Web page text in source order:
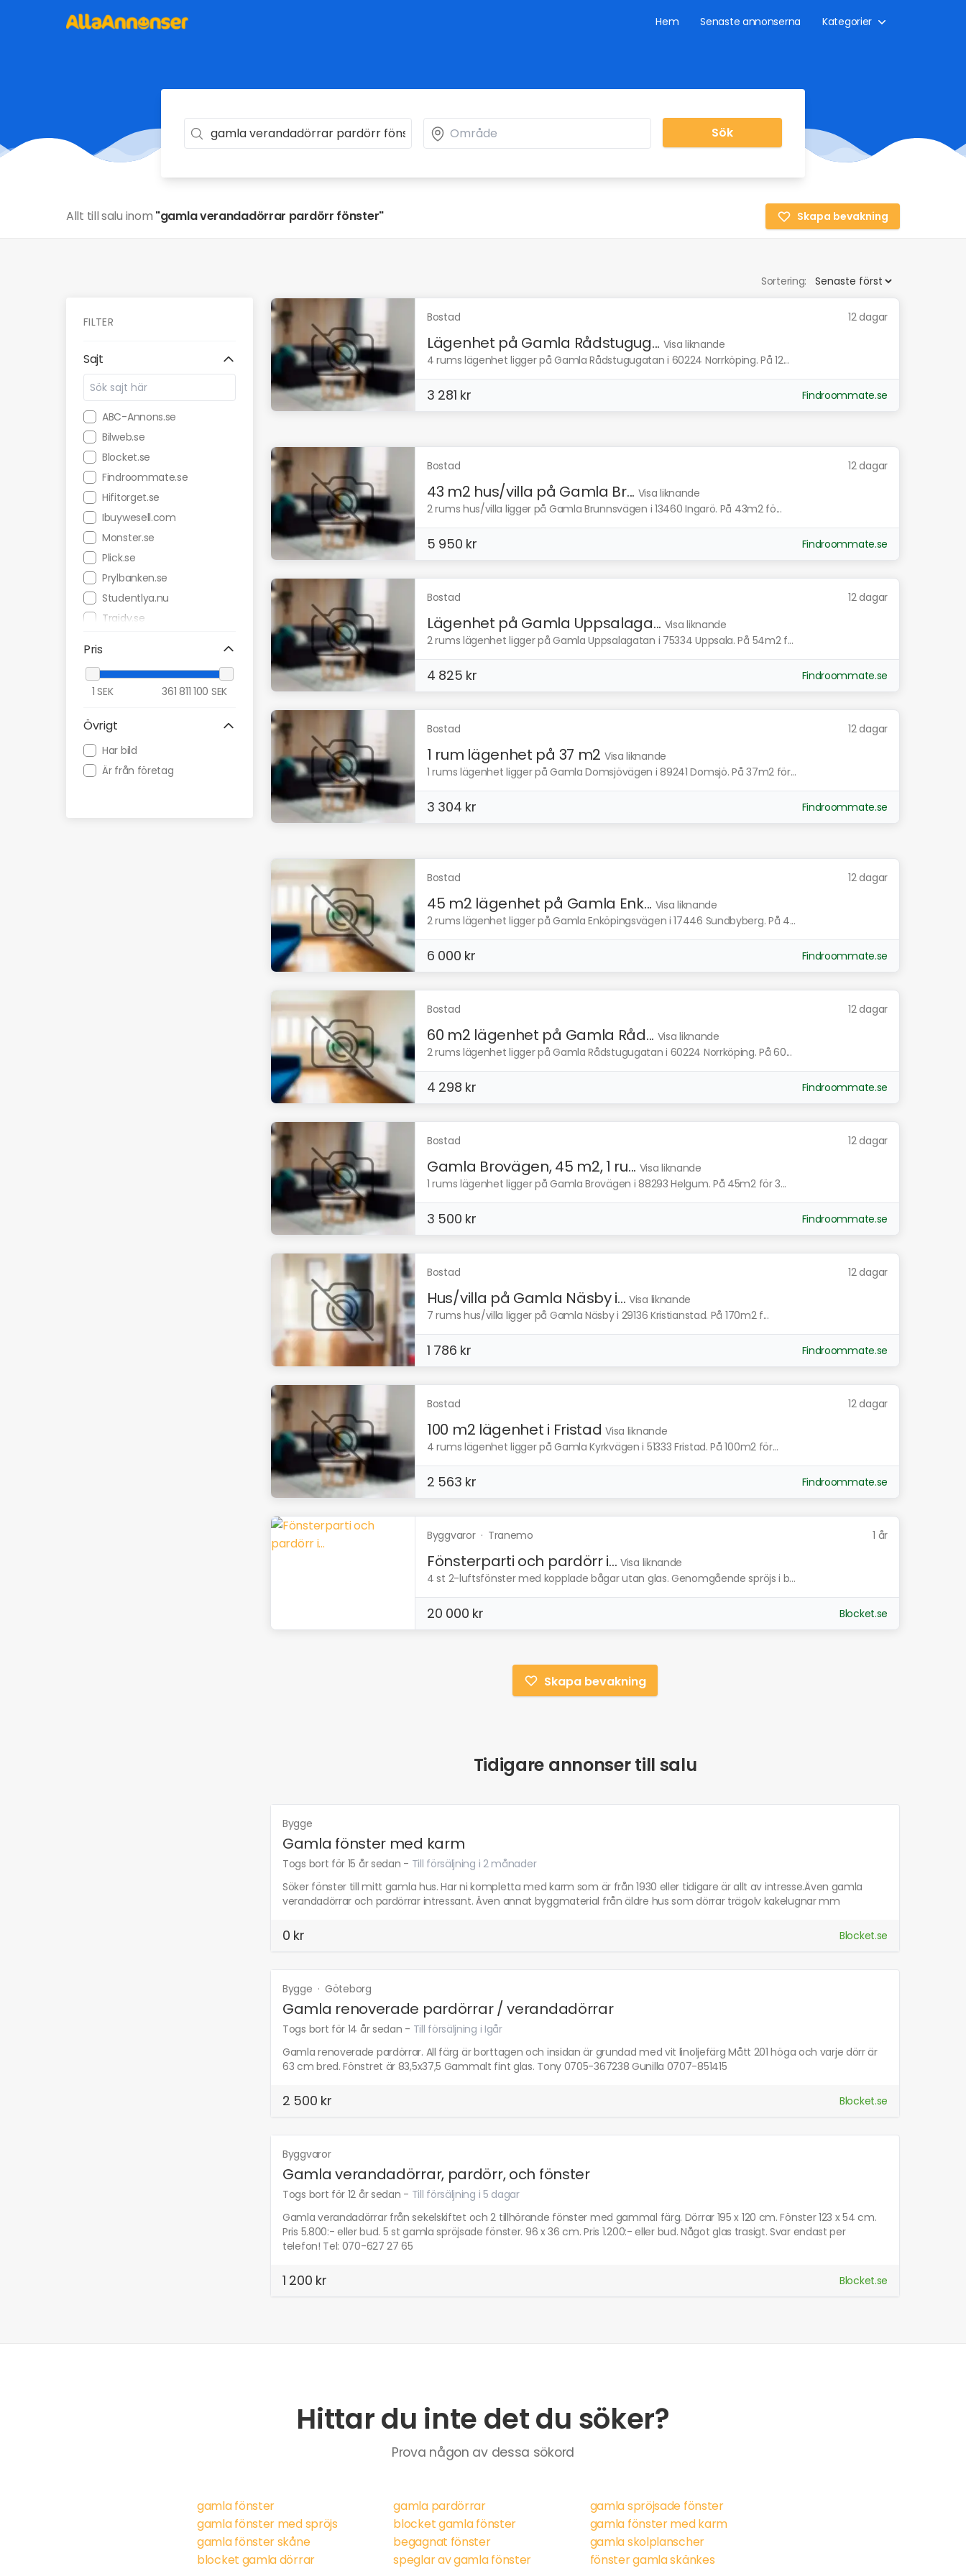
Hem Senaste annonserna Kategorier
Sök
Allt till salu inom "gamla verandadörrar pardörr fönster" Skapa bevakning
Sortering:
FILTER
Sajt
ABC-Annons.se
Bilweb.se
Blocket.se
Findroommate.se
Hifitorget.se
Ibuywesell.com
Monster.se
Plick.se
Prylbanken.se
Studentlya.nu
Traidy.se
Pris
1 SEK 361 811 100 SEK
Övrigt
Har bild
Är från företag
Bostad 12 dagar
Lägenhet på Gamla Rådstugug... Visa liknande
4 rums lägenhet ligger på Gamla Rådstugugatan i 60224 Norrköping. På 12...
3 281 kr Findroommate.se
Bostad 12 dagar
43 m2 hus/villa på Gamla Br... Visa liknande
2 rums hus/villa ligger på Gamla Brunnsvägen i 13460 Ingarö. På 43m2 fö...
5 950 kr Findroommate.se
Bostad 12 dagar
Lägenhet på Gamla Uppsalaga... Visa liknande
2 rums lägenhet ligger på Gamla Uppsalagatan i 75334 Uppsala. På 54m2 f...
4 825 kr Findroommate.se
Bostad 12 dagar
1 rum lägenhet på 37 m2 Visa liknande
1 rums lägenhet ligger på Gamla Domsjövägen i 89241 Domsjö. På 37m2 för...
3 304 kr Findroommate.se
Bostad 12 dagar
45 m2 lägenhet på Gamla Enk... Visa liknande
2 rums lägenhet ligger på Gamla Enköpingsvägen i 17446 Sundbyberg. På 4...
6 000 kr Findroommate.se
Bostad 12 dagar
60 m2 lägenhet på Gamla Råd... Visa liknande
2 rums lägenhet ligger på Gamla Rådstugugatan i 60224 Norrköping. På 60...
4 298 kr Findroommate.se
Bostad 12 dagar
Gamla Brovägen, 45 m2, 1 ru... Visa liknande
1 rums lägenhet ligger på Gamla Brovägen i 88293 Helgum. På 45m2 för 3...
3 500 kr Findroommate.se
Bostad 12 dagar
Hus/villa på Gamla Näsby i... Visa liknande
7 rums hus/villa ligger på Gamla Näsby i 29136 Kristianstad. På 170m2 f...
1 786 kr Findroommate.se
Bostad 12 dagar
100 m2 lägenhet i Fristad Visa liknande
4 rums lägenhet ligger på Gamla Kyrkvägen i 51333 Fristad. På 100m2 för...
2 563 kr Findroommate.se
Byggvaror· Tranemo 1 år
Fönsterparti och pardörr i... Visa liknande
4 st 2-luftsfönster med kopplade bågar utan glas. Genomgående spröjs i b...
20 000 kr Blocket.se
Skapa bevakning
Tidigare annonser till salu
Bygge
Gamla fönster med karm
Togs bort för 15 år sedan - Till försäljning i 2 månader
Söker fönster till mitt gamla hus. Har ni kompletta med karm som är från 1930 eller tidigare är allt av intresse.Även gamla
verandadörrar och pardörrar intressant. Även annat byggmaterial från äldre hus som dörrar trägolv kakelugnar mm
0 kr Blocket.se
Bygge ·Göteborg
Gamla renoverade pardörrar / verandadörrar
Togs bort för 14 år sedan - Till försäljning i Igår
Gamla renoverade pardörrar. All färg är borttagen och insidan är grundad med vit linoljefärg Mått 201 höga och varje dörr är
63 cm bred. Fönstret är 83,5x37,5 Gammalt fint glas. Tony 0705-367238 Gunilla 0707-851415
2 500 kr Blocket.se
Byggvaror
Gamla verandadörrar, pardörr, och fönster
Togs bort för 12 år sedan - Till försäljning i 5 dagar
Gamla verandadörrar från sekelskiftet och 2 tillhörande fönster med gammal färg. Dörrar 195 x 120 cm. Fönster 123 x 54 cm.
Pris 5.800:- eller bud. 5 st gamla spröjsade fönster. 96 x 36 cm. Pris 1.200:- eller bud. Något glas trasigt. Svar endast per
telefon! Tel: 070-627 27 65
1 200 kr Blocket.se
Hittar du inte det du söker?
Prova någon av dessa sökord
gamla fönster gamla pardörrar
gamla spröjsade fönster
gamla fönster med spröjs
blocket gamla fönster
gamla fönster med karm
gamla fönster skåne
begagnat fönster
gamla skolplanscher
blocket gamla dörrar
speglar av gamla fönster fönster gamla skänkes